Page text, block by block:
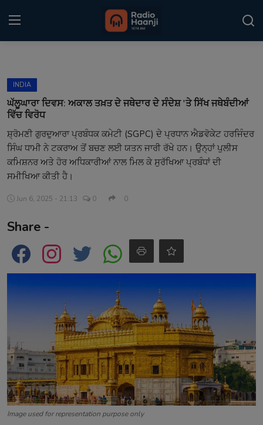
Home
Kitaab Kahani
Gallery
Sponsors
Matrimonial
Event
INDIA
ਘੱਲੂਘਾਰਾ ਦਿਵਸ: ਅਕਾਲ ਤਖ਼ਤ ਦੇ ਜਥੇਦਾਰ ਦੇ ਸੰਦੇਸ਼ 'ਤੇ ਸਿੱਖ ਜਥੇਬੰਦੀਆਂ
ਵਿੱਚ ਵਿਰੋਧ
ਸ਼੍ਰੋਮਣੀ ਗੁਰਦੁਆਰਾ ਪ੍ਰਬੰਧਕ ਕਮੇਟੀ (SGPC) ਦੇ ਪ੍ਰਧਾਨ ਐਡਵੋਕੇਟ ਹਰਜਿੰਦਰ
ਸਿੰਘ ਧਾਮੀ ਨੇ ਟਕਰਾਅ ਤੋਂ ਬਚਣ ਲਈ ਯਤਨ ਜਾਰੀ ਰੱਖੇ ਹਨ। ਉਨ੍ਹਾਂ ਪੁਲੀਸ
ਕਮਿਸ਼ਨਰ ਅਤੇ ਹੋਰ ਅਧਿਕਾਰੀਆਂ ਨਾਲ ਮਿਲ ਕੇ ਸੁਰੱਖਿਆ ਪ੍ਰਬੰਧਾਂ ਦੀ
ਸਮੀਖਿਆ ਕੀਤੀ ਹੈ।
Jun 6, 2025 - 21:13 0 0
Share -
Image used for representation purpose only